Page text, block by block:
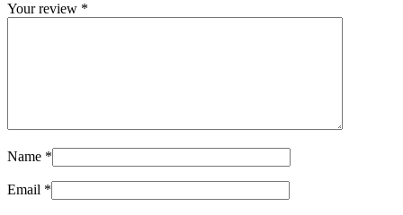
Your review *
Name *
Email *